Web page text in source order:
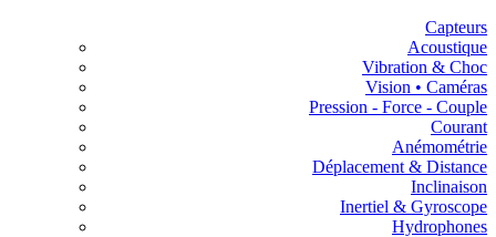
Capteurs
Acoustique
Vibration & Choc
Vision • Caméras
Pression - Force - Couple
Courant
Anémométrie
Déplacement & Distance
Inclinaison
Inertiel & Gyroscope
Hydrophones